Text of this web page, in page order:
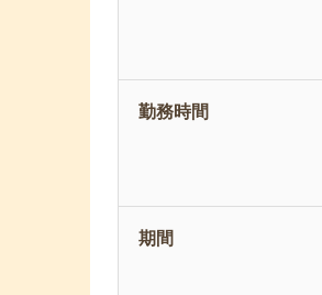
勤務時間
期間